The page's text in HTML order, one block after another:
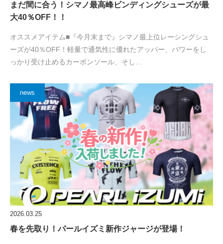
まだ間に合う！シマノ最高峰ビンディングシューズが最
大40％OFF！！
オススメアイテム■『今月末まで』シマノ最上位レーシングシュ
ーズが40％OFF！軽量で通気性に優れたアッパー、パワーをし
っかり受け止めるカーボンソール、そし…
news
2026.03.25
春を先取り！パールイズミ新作ジャージが登場！